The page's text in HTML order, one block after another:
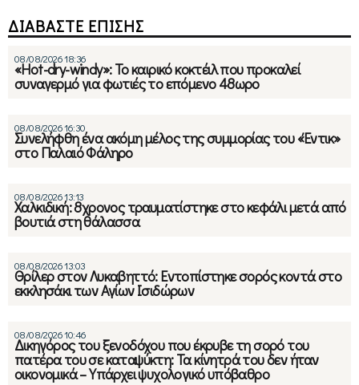
ΔΙΑΒΑΣΤΕ ΕΠΙΣΗΣ
08/08/2026 18:36
«Hot-dry-windy»: Το καιρικό κοκτέιλ που προκαλεί
συναγερμό για φωτιές το επόμενο 48ωρο
08/08/2026 16:30
Συνελήφθη ένα ακόμη μέλος της συμμορίας του «Έντικ»
στο Παλαιό Φάληρο
08/08/2026 13:13
Χαλκιδική: 8χρονος τραυματίστηκε στο κεφάλι μετά από
βουτιά στη θάλασσα
08/08/2026 13:03
Θρίλερ στον Λυκαβηττό: Εντοπίστηκε σορός κοντά στο
εκκλησάκι των Αγίων Ισιδώρων
08/08/2026 10:46
Δικηγόρος του ξενοδόχου που έκρυβε τη σορό του
πατέρα του σε καταψύκτη: Τα κίνητρά του δεν ήταν
οικονομικά – Υπάρχει ψυχολογικό υπόβαθρο